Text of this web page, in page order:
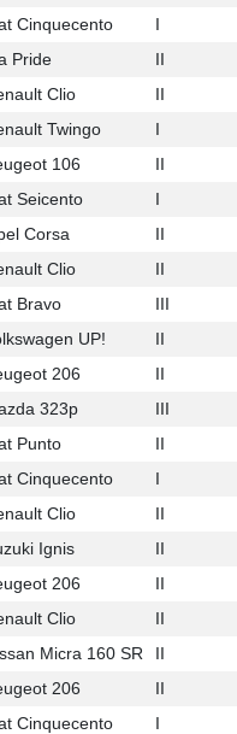
Cinquecento I
Pride II
Clio II
Twingo I
106 II
Seicento I
Corsa II
Clio II
Bravo III
UP! II
206 II
323p III
Punto II
Cinquecento I
Clio II
Ignis II
206 II
Clio II
Micra 160 SR II
206 II
Cinquecento I